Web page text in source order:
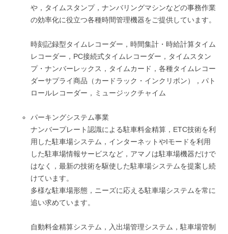
や，タイムスタンプ，ナンバリングマシンなどの事務作業
の効率化に役立つ各種時間管理機器をご提供しています。
時刻記録型タイムレコーダー，時間集計・時給計算タイム
レコーダー，PC接続式タイムレコーダー，タイムスタン
プ・ナンバーレックス，タイムカード，各種タイムレコー
ダーサプライ商品（カードラック・インクリボン），パト
ロールレコーダー，ミュージックチャイム
パーキングシステム事業
ナンバープレート認識による駐車料金精算，ETC技術を利
用した駐車場システム，インターネットやIモードを利用
した駐車場情報サービスなど，アマノは駐車場機器だけで
はなく，最新の技術を駆使した駐車場システムを提案し続
けています。
多様な駐車場形態，ニーズに応える駐車場システムを常に
追い求めています。
自動料金精算システム，入出場管理システム，駐車場管制